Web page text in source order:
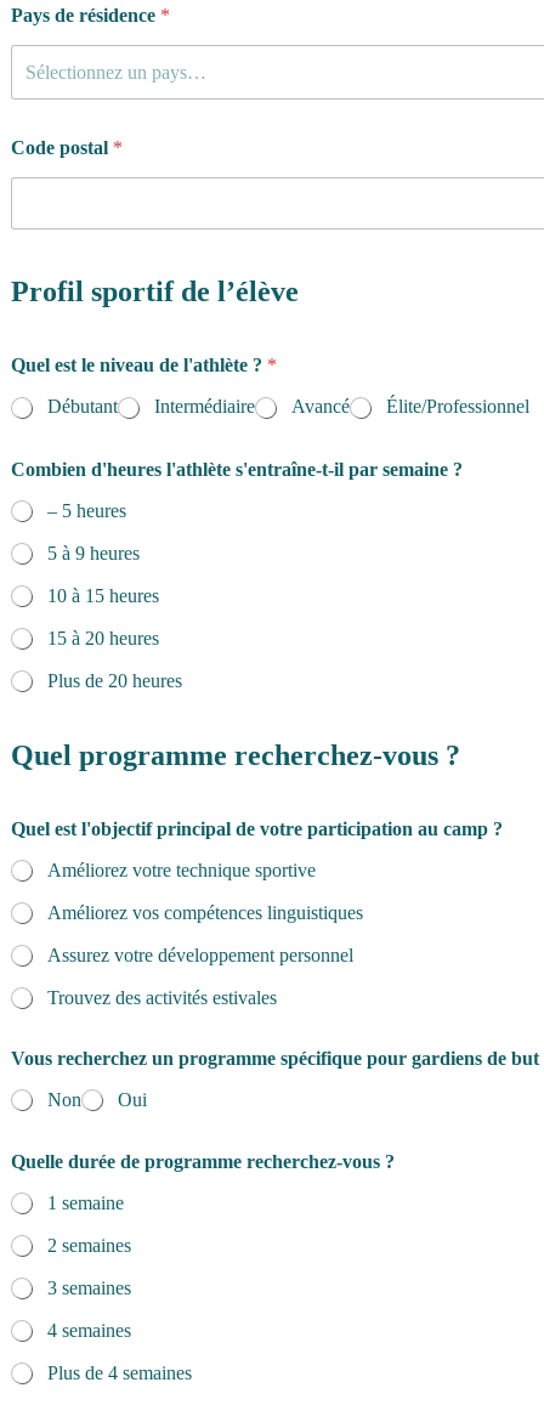
Pays de résidence *
Sélectionnez un pays…
Code postal *
Profil sportif de l’élève
Quel est le niveau de l'athlète ? *
Débutant
Intermédiaire Avancé Élite/Professionnel
Combien d'heures l'athlète s'entraîne-t-il par semaine ?
– 5 heures
5 à 9 heures
10 à 15 heures
15 à 20 heures
Plus de 20 heures
Quel programme recherchez-vous ?
Quel est l'objectif principal de votre participation au camp ?
Améliorez votre technique sportive
Améliorez vos compétences linguistiques
Assurez votre développement personnel
Trouvez des activités estivales
Vous recherchez un programme spécifique pour gardiens de but
Non
Oui
Quelle durée de programme recherchez-vous ?
1 semaine
2 semaines
3 semaines
4 semaines
Plus de 4 semaines